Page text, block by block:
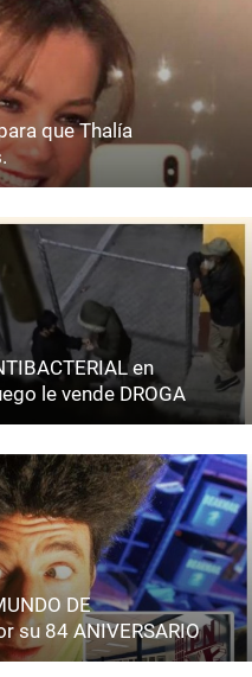
que Thalía
en
le vende DROGA
DE
su 84 ANIVERSARIO